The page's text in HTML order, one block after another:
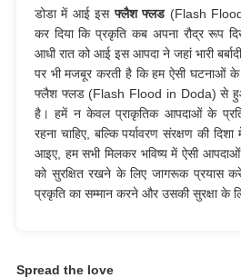
डोडा में आई इसफ्लैश फ्लड(Flash
कर दिया कि प्रकृति कब अपना रौद्र रूप
आधी रात को आई इस आपदा ने जहां भारी
पर भी मजबूर करती है कि हम ऐसी घटनाओं के
फ्लैश फ्लड (Flash Flood in Doda) से
है। हमें न केवल प्राकृतिक आपदाओं के
रहना चाहिए, बल्कि पर्यावरण संरक्षण की
आइए, हम सभी मिलकर भविष्य में ऐसी
को सुरक्षित रखने के लिए जागरूक प्रयास
प्रकृति का सम्मान करने और उसकी सुरक्षा के
Spread the love